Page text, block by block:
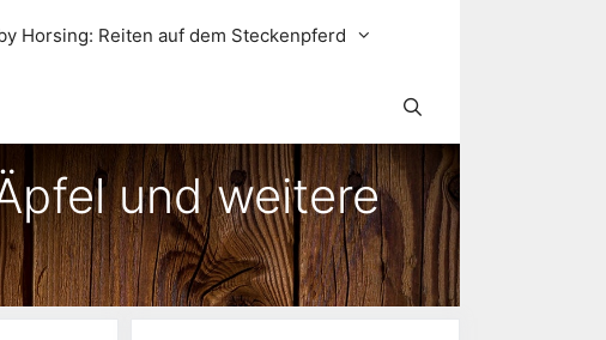
Horsing: Reiten auf dem Steckenpferd
und weitere